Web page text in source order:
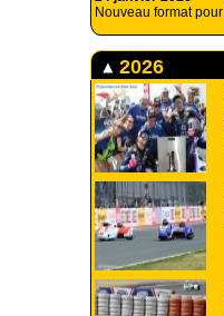
Nouveau format
2026